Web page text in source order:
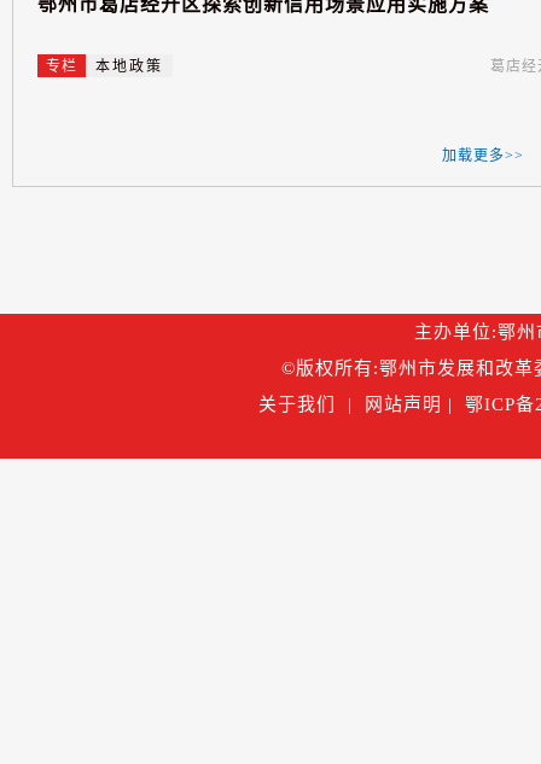
鄂州市葛店经开 区探索创 新信用 场景应用 实施方案
专栏 本地政策 葛店经
加载更多>>
主办单位:鄂
©版权所有:鄂州市发展和改革
关于我们
| 网站声明 | 鄂ICP备